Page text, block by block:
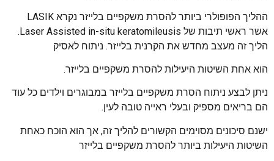
ההליך הפופולרי ביותר להסרת משקפיים בלייזר נקרא LASIK
אשר ראשי תיבות של Laser Assisted in-situ keratomileusis.
הליך זה מעצב מחדש את הקרנית בלייזר. ניתוח לאסיק
הוא אחת השיטות היעילות להסרת משקפיים בלייזר.
ניתן לבצע ניתוח הסרת משקפיים בלייזר במבוגרים וילדים כל עוד
הם בריאים מספיק ובעלי ראייה טובה לעין.
ישנם סיכונים מסוימים הקשורים להליך זה, אך הוא הוכח כאחת
השיטות היעילות ביותר להסרת משקפיים בלייזר